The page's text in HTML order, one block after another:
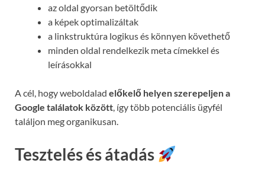
az oldal gyorsan betöltődik
a képek optimalizáltak
a linkstruktúra logikus és könnyen követhető
minden oldal rendelkezik meta címekkel és
leírásokkal
A cél, hogy weboldalad előkelő helyen szerepeljen a
Google találatok között, így több potenciális ügyfél
találjon meg organikusan.
Tesztelés és átadás